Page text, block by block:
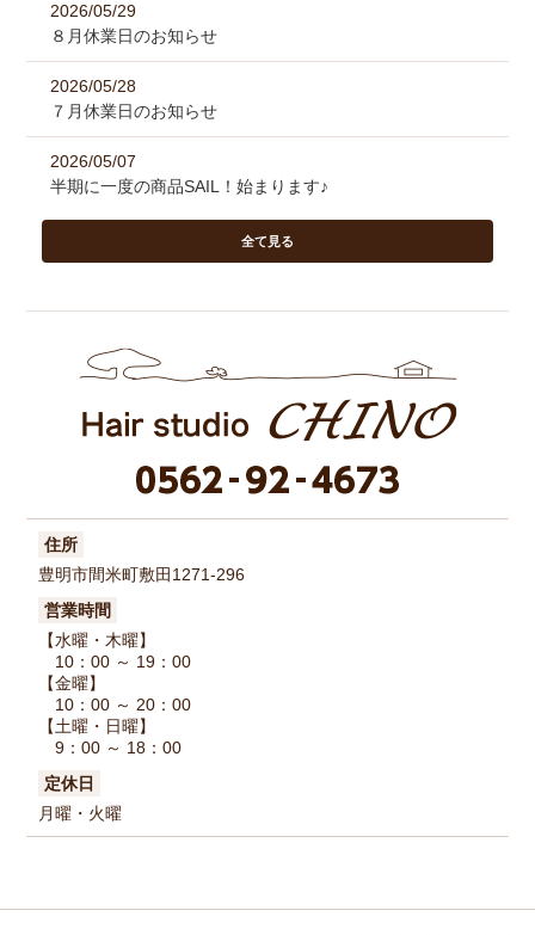
2026/05/29
８月休業日のお知らせ
2026/05/28
７月休業日のお知らせ
2026/05/07
半期に一度の商品SAIL！始まります♪
全て見る
住所
豊明市間米町敷田1271-296
営業時間
【水曜・木曜】
10：00 ～ 19：00
【金曜】
10：00 ～ 20：00
【土曜・日曜】
9：00 ～ 18：00
定休日
月曜・火曜